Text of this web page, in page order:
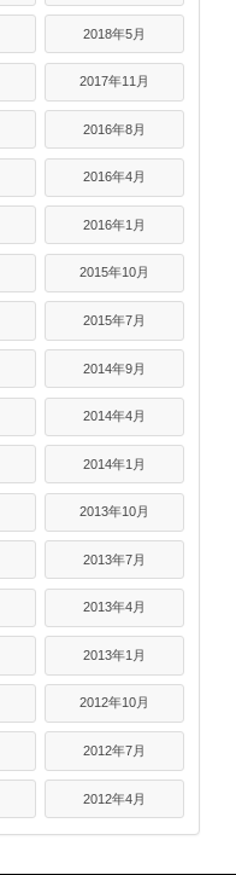
2018年5月
2017年11月
2016年8月
2016年4月
2016年1月
2015年10月
2015年7月
2014年9月
2014年4月
2014年1月
2013年10月
2013年7月
2013年4月
2013年1月
2012年10月
2012年7月
2012年4月